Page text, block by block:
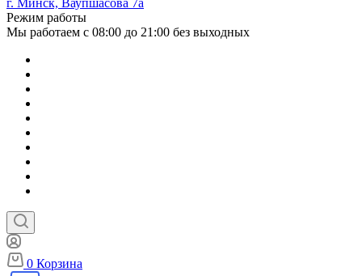
г. Минск, Ваупшасова 7а
Режим работы
Мы работаем с 08:00 до 21:00 без выходных
0 Корзина